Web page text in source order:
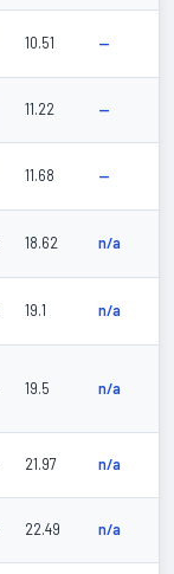
10.51 —
11.22 —
11.68 —
18.62 n/a
19.1 n/a
19.5 n/a
21.97 n/a
22.49 n/a